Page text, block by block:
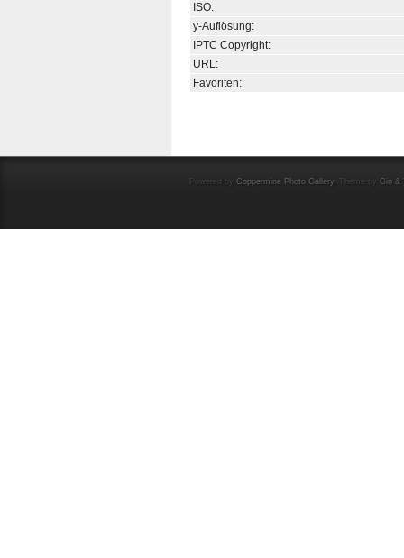
ISO:
y-Auflösung:
IPTC Copyright:
URL:
Favoriten:
Powered by Coppermine Photo Gallery. Theme by Gin &